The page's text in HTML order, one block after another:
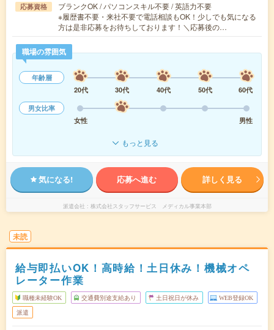
応募資格
ブランクOK / パソコンスキル不要 / 英語力不要
※履歴書不要・来社不要で電話相談もOK！少しでも気になる
方は是非応募をお待ちしております！＼応募後の…
職場の雰囲気
年齢層
20代
30代 40代 50代
60代
男女比率
女性
男性
もっと見る
気になる! 応募へ進む 詳しく見る
派遣会社 株式会社スタッフサービス メディカル事業本部
未読
給与即払いOK！高時給！土日休み！機械オペ
レーター作業
職種未経験OK 交通費別途支給あり 土日祝日が休み WEB登録OK
派遣